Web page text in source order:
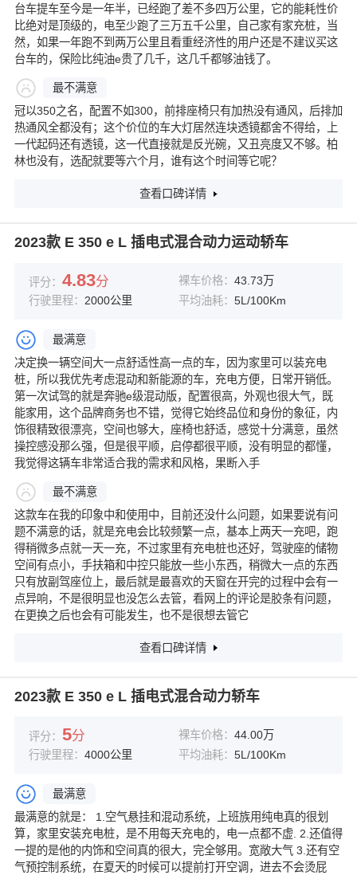
台车提车至今是一年半，已经跑了差不多四万公里，它的能耗性价
比绝对是顶级的，电至少跑了三万五千公里，自己家有家充桩，当
然，如果一年跑不到两万公里且看重经济性的用户还是不建议买这
台车的，保险比纯油e贵了几千，这几千都够油钱了。
最不满意
冠以350之名，配置不如300，前排座椅只有加热没有通风，后排加
热通风全都没有；这个价位的车大灯居然连块透镜都舍不得给，上
一代起码还有透镜，这一代直接就是反光碗，又丑亮度又不够。柏
林也没有，选配就要等六个月，谁有这个时间等它呢？
查看口碑详情
2023款 E 350 e L 插电式混合动力运动轿车
评分： 4.83分 裸车价格： 43.73万
行驶里程： 2000公里 平均油耗： 5L/100Km
最满意
决定换一辆空间大一点舒适性高一点的车，因为家里可以装充电
桩，所以我优先考虑混动和新能源的车，充电方便，日常开销低。
第一次试驾的就是奔驰e级混动版，配置很高，外观也很大气，既
能家用，这个品牌商务也不错，觉得它始终品位和身份的象征，内
饰很精致很漂亮，空间也够大，座椅也舒适，感觉十分满意，虽然
操控感没那么强，但是很平顺，启停都很平顺，没有明显的都懂，
我觉得这辆车非常适合我的需求和风格，果断入手
最不满意
这款车在我的印象中和使用中，目前还没什么问题，如果要说有问
题不满意的话，就是充电会比较频繁一点，基本上两天一充吧，跑
得稍微多点就一天一充，不过家里有充电桩也还好，驾驶座的储物
空间有点小，手扶箱和中控只能放一些小东西，稍微大一点的东西
只有放副驾座位上，最后就是最喜欢的天窗在开完的过程中会有一
点异响，不是很明显也没怎么去管，看网上的评论是胶条有问题，
在更换之后也会有可能发生，也不是很想去管它
查看口碑详情
2023款 E 350 e L 插电式混合动力轿车
评分： 5分 裸车价格： 44.00万
行驶里程： 4000公里 平均油耗： 5L/100Km
最满意
最满意的就是： 1.空气悬挂和混动系统，上班族用纯电真的很划
算，家里安装充电桩，是不用每天充电的，电一点都不虚. 2.还值得
一提的是他的内饰和空间真的很大，完全够用。宽敞大气 3.还有空
气预控制系统，在夏天的时候可以提前打开空调，进去不会烫屁